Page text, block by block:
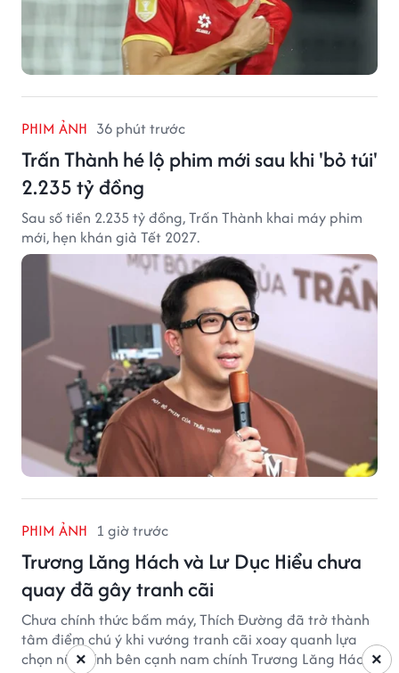
PHIM ẢNH 36 phút trước
Trấn Thành hé lộ phim mới sau khi 'bỏ túi'
2.235 tỷ đồng
Sau số tiền 2.235 tỷ đồng, Trấn Thành khai máy phim
mới, hẹn khán giả Tết 2027.
PHIM ẢNH 1 giờ trước
Trương Lăng Hách và Lư Dục Hiểu chưa
quay đã gây tranh cãi
Chưa chính thức bấm máy, Thích Đường đã trở thành
tâm điểm chú ý khi vướng tranh cãi xoay quanh lựa
chọn nữ chính bên cạnh nam chính Trương Lăng Hách.×
×